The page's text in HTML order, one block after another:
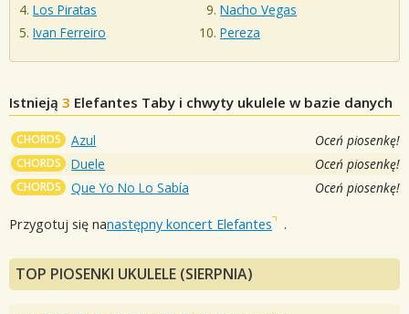
Los Piratas
Ivan Ferreiro
Nacho Vegas
Pereza
Istnieją 3 Elefantes Taby i chwyty ukulele w bazie danych
CHORDS Azul Oceń piosenkę!
CHORDS Duele Oceń piosenkę!
CHORDS Que Yo No Lo Sabía Oceń piosenkę!
Przygotuj się nanastępny koncert Elefantes .
TOP PIOSENKI UKULELE (SIERPNIA)